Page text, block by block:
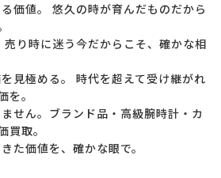
価値。 悠久の時が育んだものだから
り時に迷う今だからこそ、確かな相
見極める。 時代を超えて受け継がれ
。
せん。ブランド品・高級腕時計・カ
買取。
た価値を、確かな眼で。